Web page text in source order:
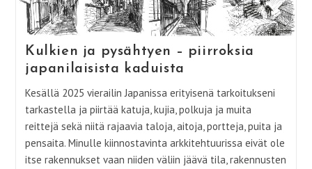
Urban
Living
Rooms
Kulkien ja pysähtyen – piirroksia
japanilaisista kaduista
Kesällä 2025 vierailin Japanissa erityisenä tarkoitukseni
tarkastella ja piirtää katuja, kujia, polkuja ja muita
reittejä sekä niitä rajaavia taloja, aitoja, portteja, puita ja
pensaita. Minulle kiinnostavinta arkkitehtuurissa eivät ole
itse rakennukset vaan niiden väliin jäävä tila, rakennusten